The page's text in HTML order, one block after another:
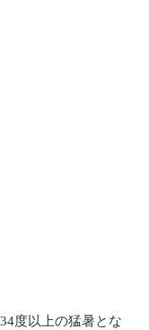
度以上の猛暑とな